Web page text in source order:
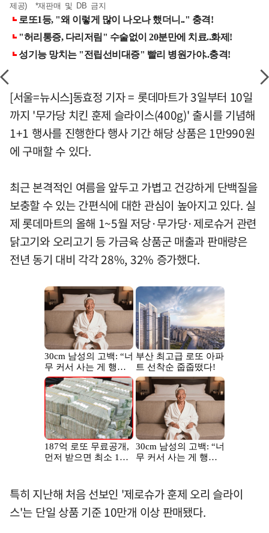
제공) *재판매 및 DB 금지
[서울=뉴시스]동효정 기자 = 롯데마트가 3일부터 10일
까지 '무가당 치킨 훈제 슬라이스(400g)' 출시를 기념해
1+1 행사를 진행한다 행사 기간 해당 상품은 1만990원
에 구매할 수 있다.
최근 본격적인 여름을 앞두고 가볍고 건강하게 단백질을
보충할 수 있는 간편식에 대한 관심이 높아지고 있다. 실
제 롯데마트의 올해 1~5월 저당·무가당·제로슈거 관련
닭고기와 오리고기 등 가금육 상품군 매출과 판매량은
전년 동기 대비 각각 28%, 32% 증가했다.
특히 지난해 처음 선보인 '제로슈가 훈제 오리 슬라이
스'는 단일 상품 기준 10만개 이상 판매됐다.